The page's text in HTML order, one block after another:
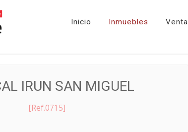
Inicio Inmuebles Venta
IRUN SAN MIGUEL
[Ref.0715]